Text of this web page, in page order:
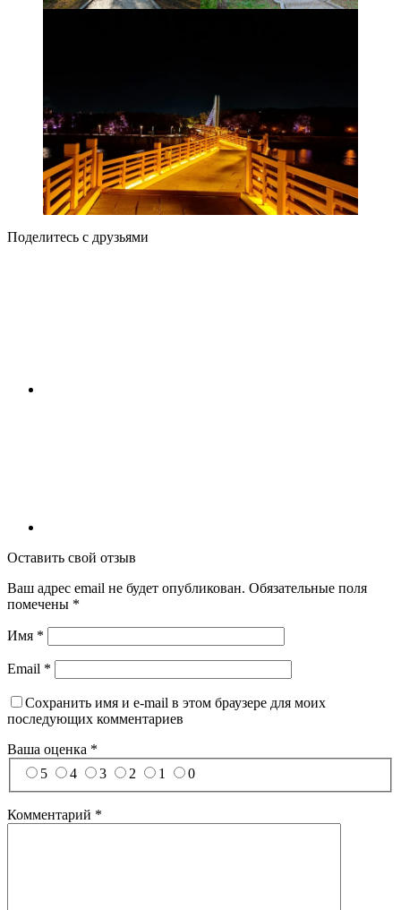
Поделитесь с друзьями
Оставить свой отзыв
Ваш адрес email не будет опубликован. Обязательные поля
помечены *
Имя *
Email *
Сохранить имя и e-mail в этом браузере для моих
последующих комментариев
Ваша оценка *
5
4 3 2 1 0
Комментарий *